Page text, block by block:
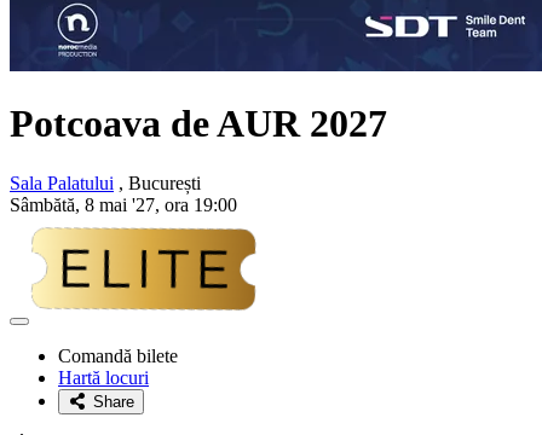
Potcoava de AUR 2027
Sala Palatului , București
Sâmbătă, 8 mai '27, ora 19:00
Adaugă
favoriteComandă bilete
Hartă locuri
Share